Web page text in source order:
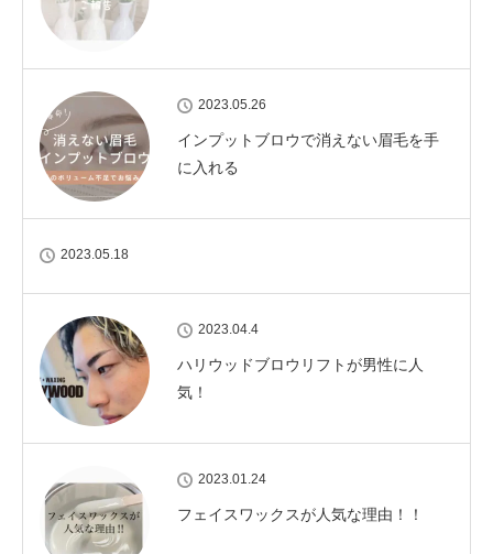
2023.05.26
インプットブロウで消えない眉毛を手
に入れる
2023.05.18
2023.04.4
ハリウッドブロウリフトが男性に人
気！
2023.01.24
フェイスワックスが人気な理由！！